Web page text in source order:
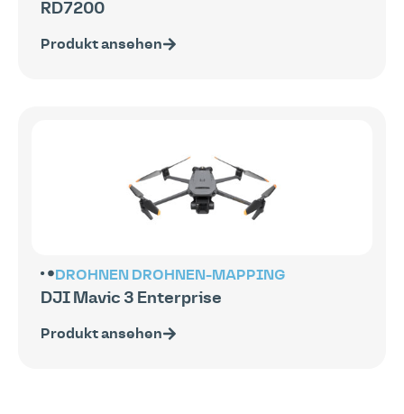
RD7200
Produkt ansehen
DROHNEN DROHNEN-MAPPING
DJI Mavic 3 Enterprise
Produkt ansehen